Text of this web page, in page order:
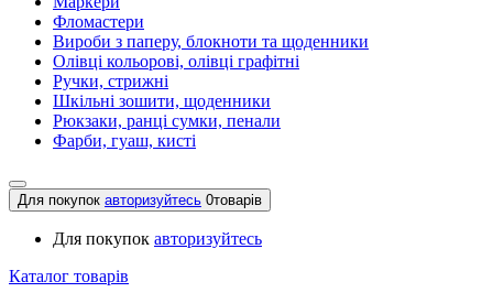
Фломастери
Вироби з паперу, блокноти та щоденники
Олівці кольорові, олівці графітні
Ручки, стрижні
Шкільні зошити, щоденники
Рюкзаки, ранці сумки, пенали
Фарби, гуаш, кисті
Для покупок авторизуйтесь 0товарів
Для покупок авторизуйтесь
Каталог товарів